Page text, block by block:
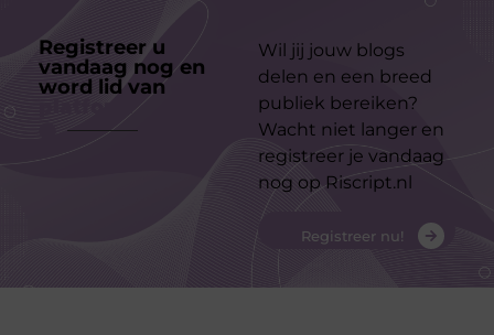
Registreer u
vandaag nog en
word lid van
Wil jij jouw blogs
delen en een breed
publiek bereiken?
Wacht niet langer en
registreer je vandaag
nog op Riscript.nl
Registreer nu!